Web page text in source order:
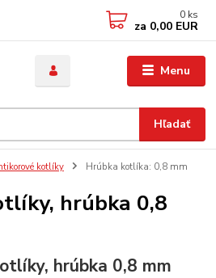
Menu
Hľadať
0 ks
za 0,00 EUR
kotlíky Hrúbka kotlíka: 0,8 mm
hrúbka 0,8
hrúbka 0,8 mm